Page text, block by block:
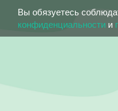
Вы обязуетесь
конфиденциальности и